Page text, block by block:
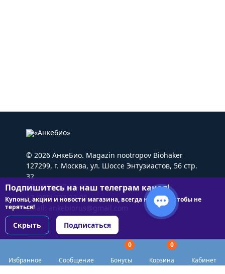
Избранное Сообщение
0
Бонусы
0
Корзина
Кабинет
© 2026 АнкеБио. Magazin nootropov Biohaker
127299, г. Москва, ул. Шоссе Энтузиастов, 56 стр.
32
+7 (495) 227-22-05
+7 (985) 227-22-05
Email: ankebiorus@gmail.com
Подпишитесь на наш телеграм канал!
Купоны, акции и новости магазина, всегда на связи чтобы не
теряться!
Скрыть Подписаться